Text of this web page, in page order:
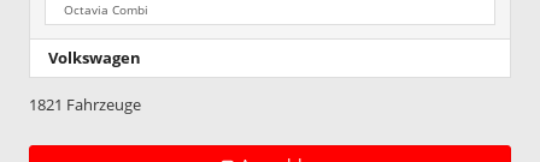
Octavia Combi
Volkswagen
1821 Fahrzeuge